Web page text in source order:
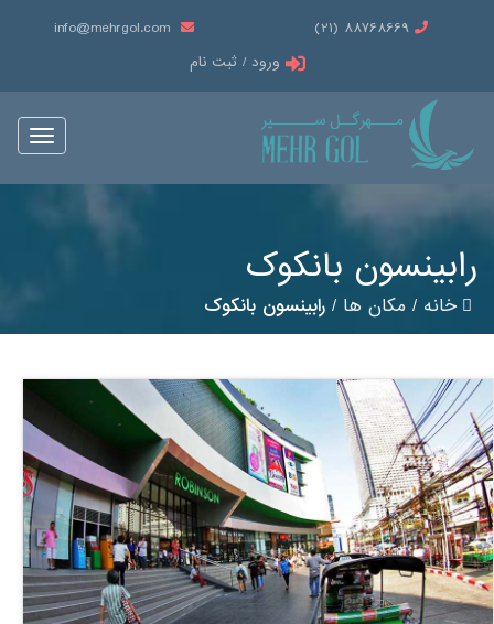
88768669 (21)
info@mehrgol.com
ورود / ثبت نام
Toggle
رابینسون بانکوک
خانه/ مکان ها/ رابینسون بانکوک